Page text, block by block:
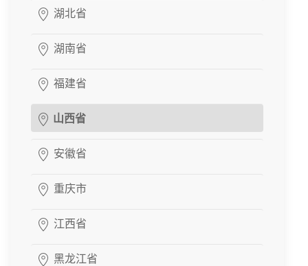
湖北省
湖南省
福建省
山西省
安徽省
重庆市
江西省
黑龙江省